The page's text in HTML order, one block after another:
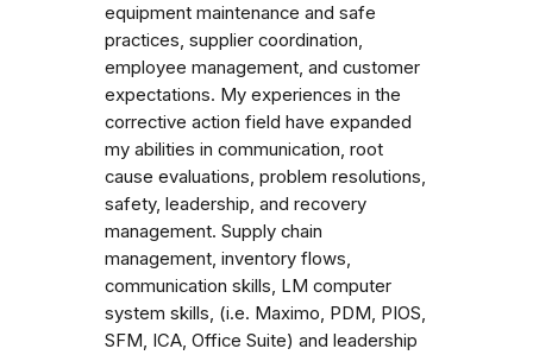
equipment maintenance and safe
practices, supplier coordination,
employee management, and customer
expectations. My experiences in the
corrective action field have expanded
my abilities in communication, root
cause evaluations, problem resolutions,
safety, leadership, and recovery
management. Supply chain
management, inventory flows,
communication skills, LM computer
system skills, (i.e. Maximo, PDM, PIOS,
SFM, ICA, Office Suite) and leadership